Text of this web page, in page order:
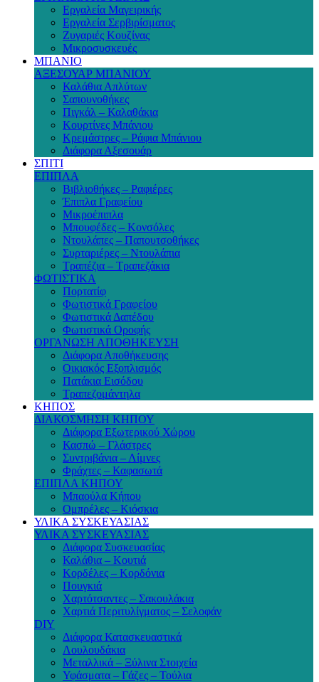
Εργαλεία Μαγειρικής
Εργαλεία Σερβιρίσματος
Ζυγαριές Κουζίνας
Μικροσυσκευές
ΜΠΑΝΙΟ
ΑΞΕΣΟΥΑΡ ΜΠΑΝΙΟΥ
Καλάθια Απλύτων
Σαπουνοθήκες
Πιγκάλ – Καλαθάκια
Κουρτίνες Μπάνιου
Κρεμάστρες – Ράφια Μπάνιου
Διάφορα Αξεσουάρ
ΣΠΙΤΙ
ΕΠΙΠΛΑ
Βιβλιοθήκες – Ραφιέρες
Έπιπλα Γραφείου
Μικροέπιπλα
Μπουφέδες – Κονσόλες
Ντουλάπες – Παπουτσοθήκες
Συρταριέρες – Ντουλάπια
Τραπέζια – Τραπεζάκια
ΦΩΤΙΣΤΙΚΑ
Πορτατίφ
Φωτιστικά Γραφείου
Φωτιστικά Δαπέδου
Φωτιστικά Οροφής
ΟΡΓΑΝΩΣΗ ΑΠΟΘΗΚΕΥΣΗ
Διάφορα Αποθήκευσης
Οικιακός Εξοπλισμός
Πατάκια Εισόδου
Τραπεζομάντηλα
ΚΗΠΟΣ
ΔΙΑΚΟΣΜΗΣΗ ΚΗΠΟΥ
Διάφορα Εξωτερικού Χώρου
Κασπώ – Γλάστρες
Συντριβάνια – Λίμνες
Φράχτες – Καφασωτά
ΕΠΙΠΛΑ ΚΗΠΟΥ
Μπαούλα Κήπου
Ομπρέλες – Κιόσκια
ΥΛΙΚΑ ΣΥΣΚΕΥΑΣΙΑΣ
ΥΛΙΚΑ ΣΥΣΚΕΥΑΣΙΑΣ
Διάφορα Συσκευασίας
Καλάθια – Κουτιά
Κορδέλες – Κορδόνια
Πουγκιά
Χαρτότσαντες – Σακουλάκια
Χαρτιά Περιτυλίγματος – Σελοφάν
DIY
Διάφορα Κατασκευαστικά
Λουλουδάκια
Μεταλλικά – Ξύλινα Στοιχεία
Υφάσματα – Γάζες – Τούλια